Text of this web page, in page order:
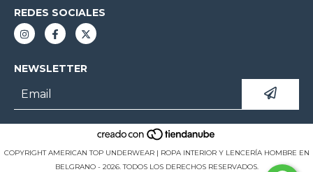
REDES SOCIALES
NEWSLETTER
COPYRIGHT AMERICAN TOP UNDERWEAR | ROPA INTERIOR Y LENCERÍA HOMBRE EN
BELGRANO - 2026. TODOS LOS DERECHOS RESERVADOS.